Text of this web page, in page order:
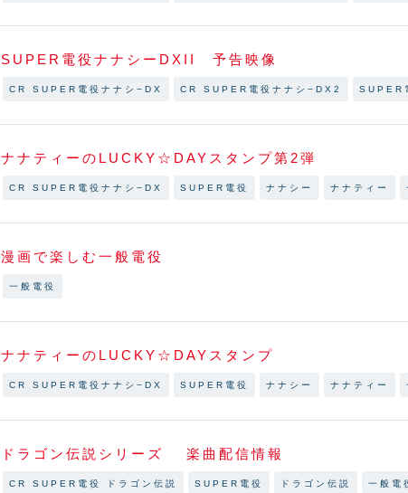
SUPER電役ナナシーDXII 予告映像
CR SUPER電役ナナシ−DX CR SUPER電役ナナシ−DX2 SUPER
ナナティーのLUCKY☆DAYスタンプ第2弾
CR SUPER電役ナナシ−DX SUPER電役 ナナシー ナナティー
漫画で楽しむ一般電役
一般電役
ナナティーのLUCKY☆DAYスタンプ
CR SUPER電役ナナシ−DX SUPER電役 ナナシー ナナティー
ドラゴン伝説シリーズ 楽曲配信情報
CR SUPER電役 ドラゴン伝説 SUPER電役 ドラゴン伝説 一般電